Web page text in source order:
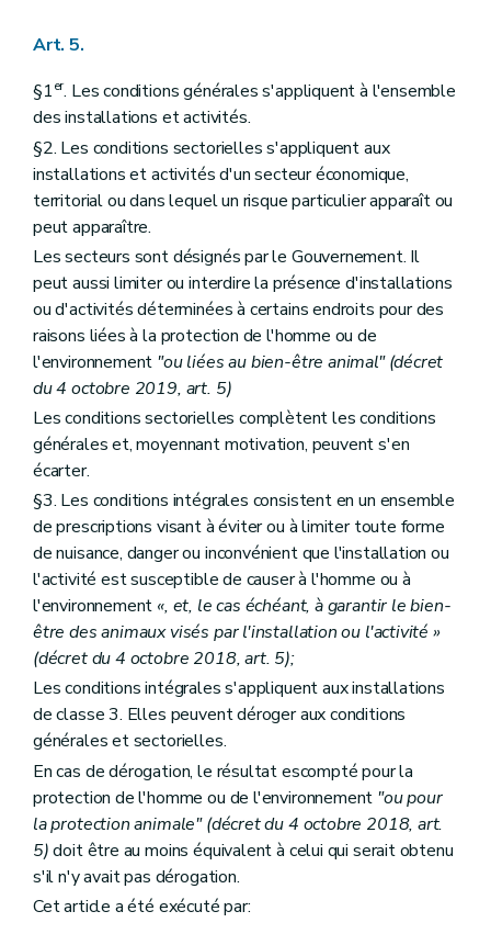
Art. 5.
§1er. Les conditions générales s'appliquent à l'ensemble
des installations et activités.
§2. Les conditions sectorielles s'appliquent aux
installations et activités d'un secteur économique,
territorial ou dans lequel un risque particulier apparaît ou
peut apparaître.
Les secteurs sont désignés par le Gouvernement. Il
peut aussi limiter ou interdire la présence d'installations
ou d'activités déterminées à certains endroits pour des
raisons liées à la protection de l'homme ou de
l'environnement "ou liées au bien-être animal" (décret
du 4 octobre 2019, art. 5)
Les conditions sectorielles complètent les conditions
générales et, moyennant motivation, peuvent s'en
écarter.
§3. Les conditions intégrales consistent en un ensemble
de prescriptions visant à éviter ou à limiter toute forme
de nuisance, danger ou inconvénient que l'installation ou
l'activité est susceptible de causer à l'homme ou à
l'environnement «, et, le cas échéant, à garantir le bien-
être des animaux visés par l'installation ou l'activité »
(décret du 4 octobre 2018, art. 5);
Les conditions intégrales s'appliquent aux installations
de classe 3. Elles peuvent déroger aux conditions
générales et sectorielles.
En cas de dérogation, le résultat escompté pour la
protection de l'homme ou de l'environnement "ou pour
la protection animale" (décret du 4 octobre 2018, art.
5)doit être au moins équivalent à celui qui serait obtenu
s'il n'y avait pas dérogation.
Cet article a été exécuté par: